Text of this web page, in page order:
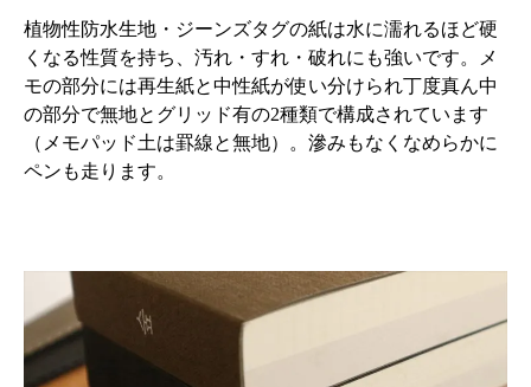
植物性防水生地・ジーンズタグの紙は水に濡れるほど硬
くなる性質を持ち、汚れ・すれ・破れにも強いです。メ
モの部分には再生紙と中性紙が使い分けられ丁度真ん中
の部分で無地とグリッド有の2種類で構成されています
（メモパッド土は罫線と無地）。滲みもなくなめらかに
ペンも走ります。